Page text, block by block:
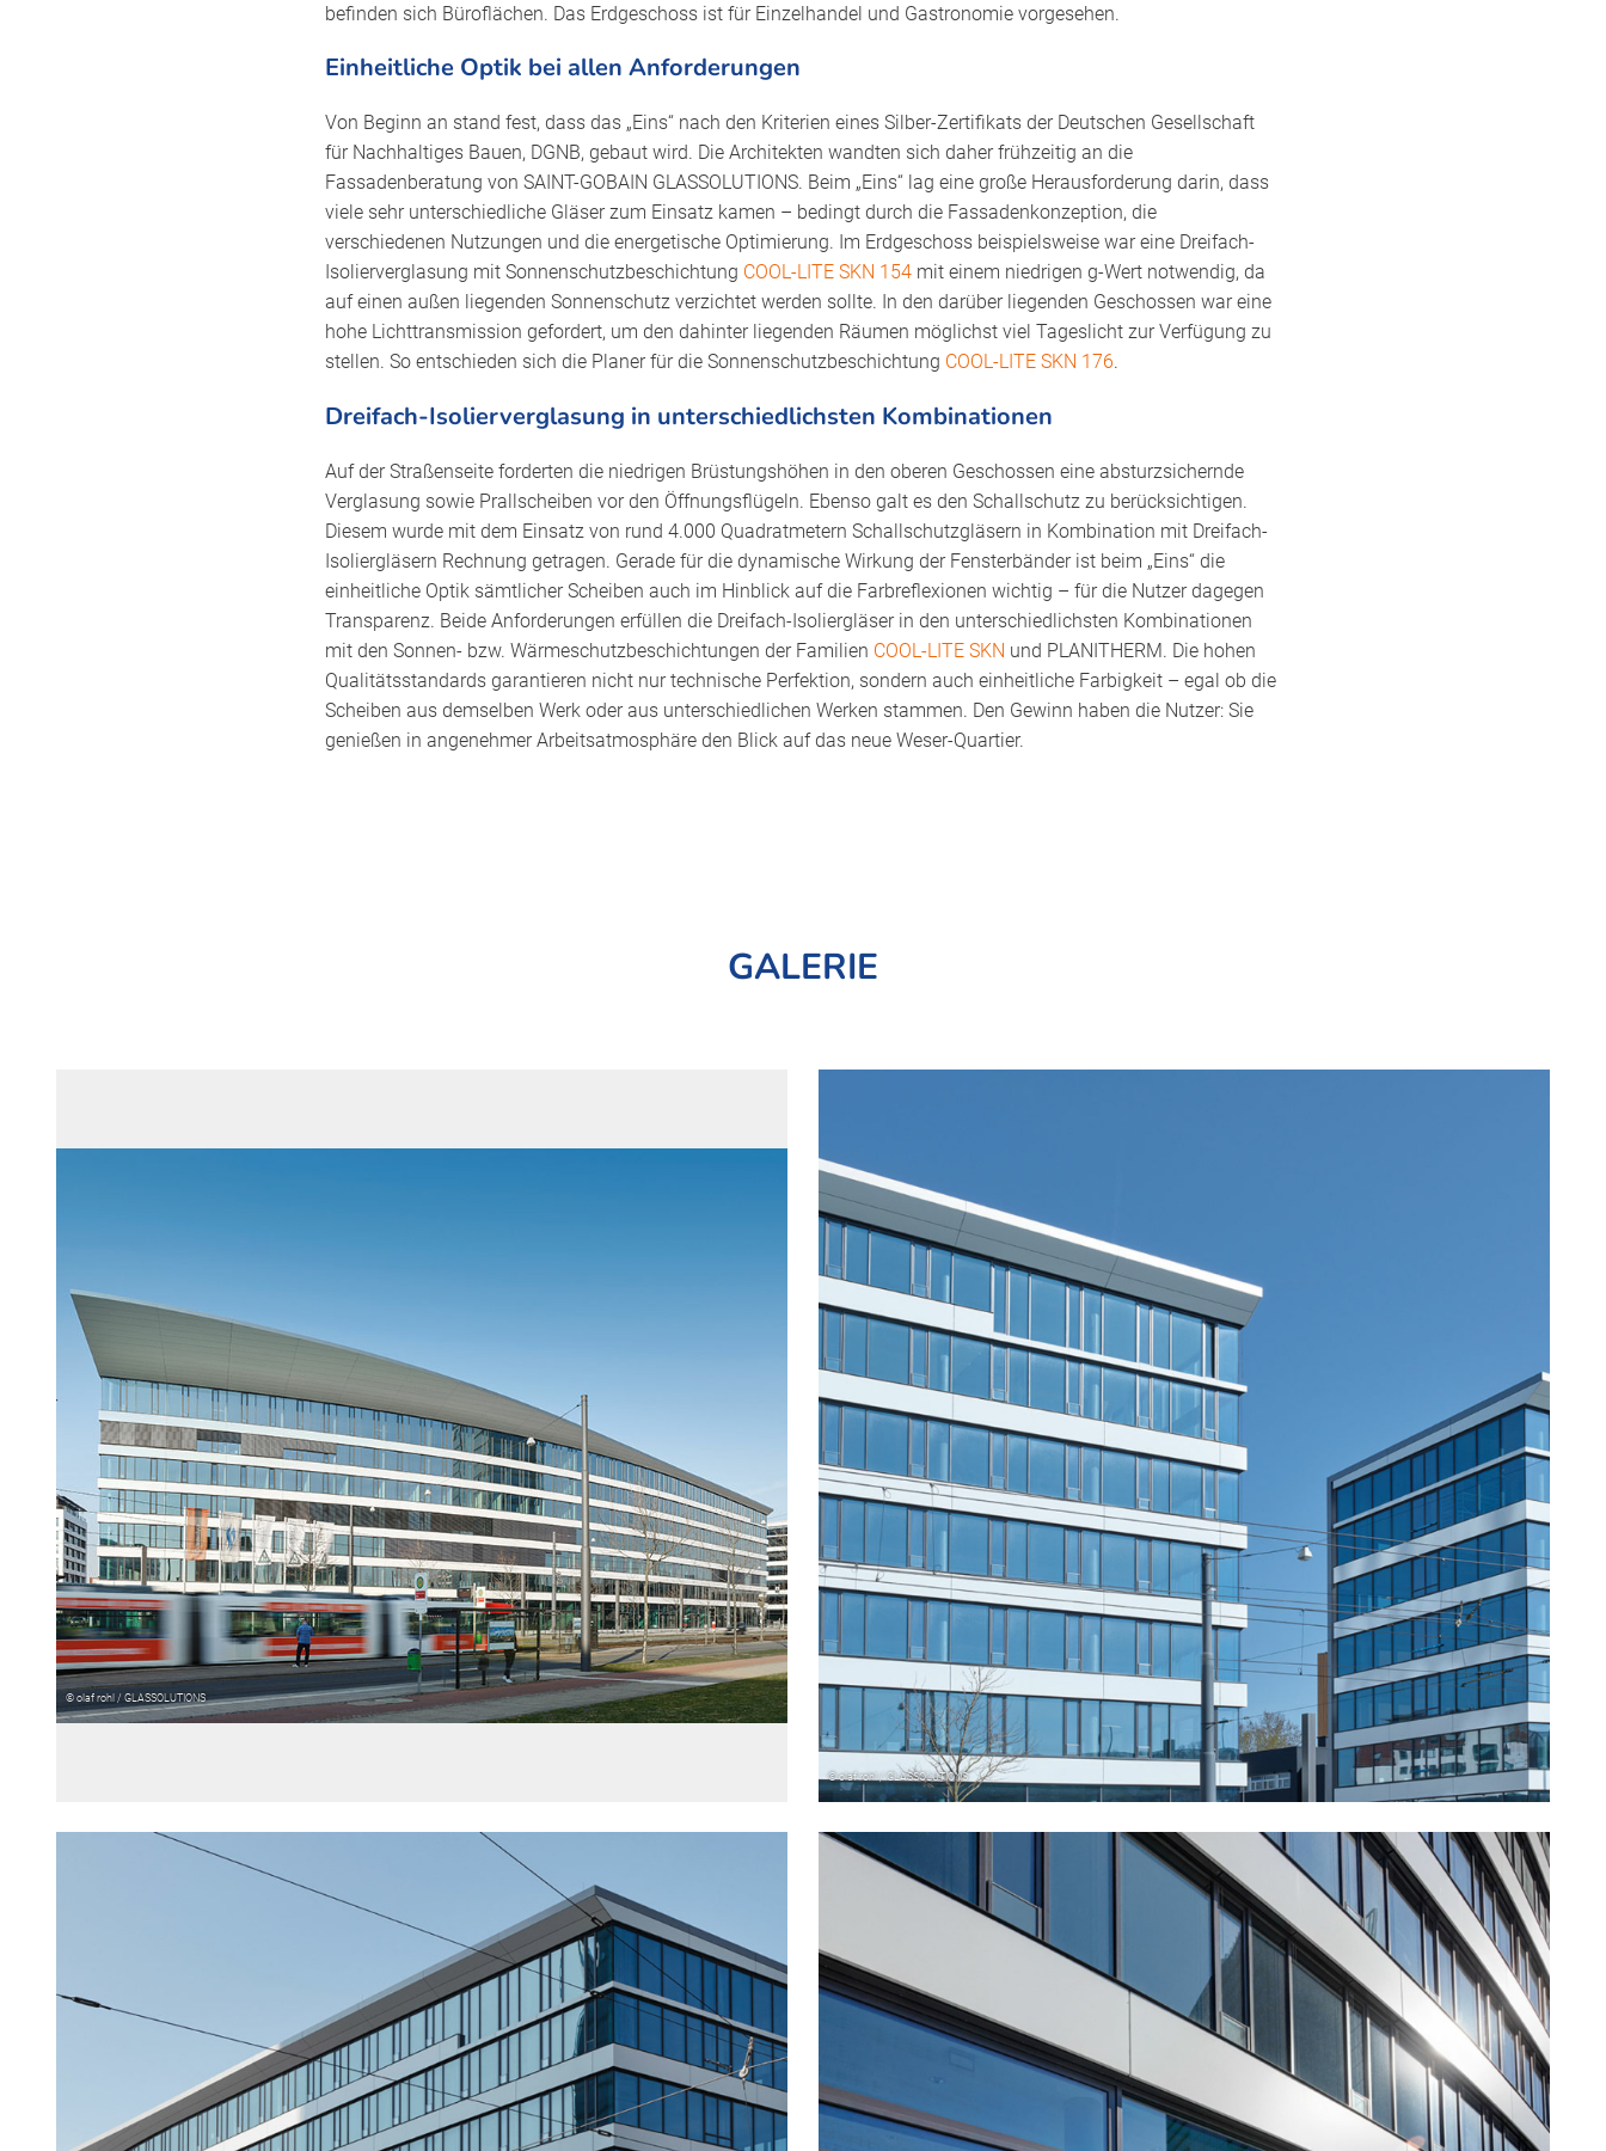
befinden sich Büroflächen. Das Erdgeschoss ist für Einzelhandel und Gastronomie vorgesehen.
Einheitliche Optik bei allen Anforderungen
Von Beginn an stand fest, dass das „Eins“ nach den Kriterien eines Silber-Zertifikats der Deutschen Gesellschaft
für Nachhaltiges Bauen, DGNB, gebaut wird. Die Architekten wandten sich daher frühzeitig an die
Fassadenberatung von SAINT-GOBAIN GLASSOLUTIONS. Beim „Eins“ lag eine große Herausforderung darin, dass
viele sehr unterschiedliche Gläser zum Einsatz kamen – bedingt durch die Fassadenkonzeption, die
verschiedenen Nutzungen und die energetische Optimierung. Im Erdgeschoss beispielsweise war eine Dreifach-
Isolierverglasung mit Sonnenschutzbeschichtung COOL-LITE SKN 154 mit einem niedrigen g-Wert notwendig, da
auf einen außen liegenden Sonnenschutz verzichtet werden sollte. In den darüber liegenden Geschossen war eine
hohe Lichttransmission gefordert, um den dahinter liegenden Räumen möglichst viel Tageslicht zur Verfügung zu
stellen. So entschieden sich die Planer für die Sonnenschutzbeschichtung COOL-LITE SKN 176.
Dreifach-Isolierverglasung in unterschiedlichsten Kombinationen
Auf der Straßenseite forderten die niedrigen Brüstungshöhen in den oberen Geschossen eine absturzsichernde
Verglasung sowie Prallscheiben vor den Öffnungsflügeln. Ebenso galt es den Schallschutz zu berücksichtigen.
Diesem wurde mit dem Einsatz von rund 4.000 Quadratmetern Schallschutzgläsern in Kombination mit Dreifach-
Isoliergläsern Rechnung getragen. Gerade für die dynamische Wirkung der Fensterbänder ist beim „Eins“ die
einheitliche Optik sämtlicher Scheiben auch im Hinblick auf die Farbreflexionen wichtig – für die Nutzer dagegen
Transparenz. Beide Anforderungen erfüllen die Dreifach-Isoliergläser in den unterschiedlichsten Kombinationen
mit den Sonnen- bzw. Wärmeschutzbeschichtungen der Familien COOL-LITE SKN und PLANITHERM. Die hohen
Qualitätsstandards garantieren nicht nur technische Perfektion, sondern auch einheitliche Farbigkeit – egal ob die
Scheiben aus demselben Werk oder aus unterschiedlichen Werken stammen. Den Gewinn haben die Nutzer: Sie
genießen in angenehmer Arbeitsatmosphäre den Blick auf das neue Weser-Quartier.
GALERIE